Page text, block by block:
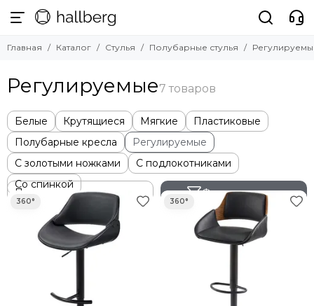
Стулья
Барные стулья
Полубарные стулья
Офисные стулья
Мягкие стулья
Прозрачные стулья
Уличные стулья
Главная Каталог Стулья Полубарные стулья
Регулируемые
Белые Крутящиеся Мягкие
Пластиковые
Полубарные кресла
Регулируемые
С золотыми ножками
С подлокотниками
Со спинкой
Фильтр товаров